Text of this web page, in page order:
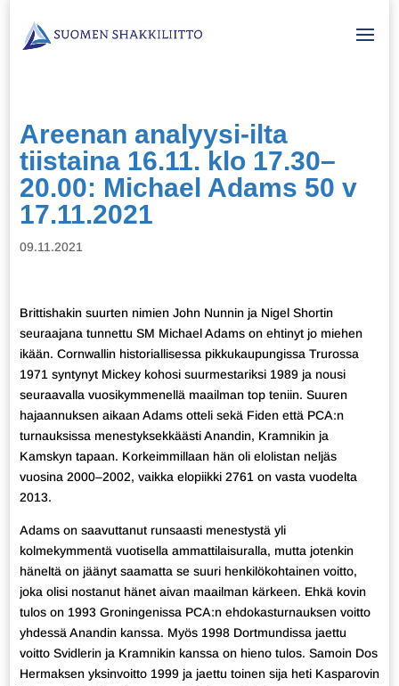
Areenan analyysi-ilta
tiistaina 16.11. klo 17.30–
20.00: Michael Adams 50 v
17.11.2021
09.11.2021
Brittishakin suurten nimien John Nunnin ja Nigel Shortin
seuraajana tunnettu SM Michael Adams on ehtinyt jo miehen
ikään. Cornwallin historiallisessa pikkukaupungissa Trurossa
1971 syntynyt Mickey kohosi suurmestariksi 1989 ja nousi
seuraavalla vuosikymmenellä maailman top teniin. Suuren
hajaannuksen aikaan Adams otteli sekä Fiden että PCA:n
turnauksissa menestyksekkäästi Anandin, Kramnikin ja
Kamskyn tapaan. Korkeimmillaan hän oli elolistan neljäs
vuosina 2000–2002, vaikka elopiikki 2761 on vasta vuodelta
2013.
Adams on saavuttanut runsaasti menestystä yli
kolmekymmentä vuotisella ammattilaisuralla, mutta jotenkin
häneltä on jäänyt saamatta se suuri henkilökohtainen voitto,
joka olisi nostanut hänet aivan maailman kärkeen. Ehkä kovin
tulos on 1993 Groningenissa PCA:n ehdokasturnauksen voitto
yhdessä Anandin kanssa. Myös 1998 Dortmundissa jaettu
voitto Svidlerin ja Kramnikin kanssa on hieno tulos. Samoin Dos
Hermaksen yksinvoitto 1999 ja jaettu toinen sija heti Kasparovin